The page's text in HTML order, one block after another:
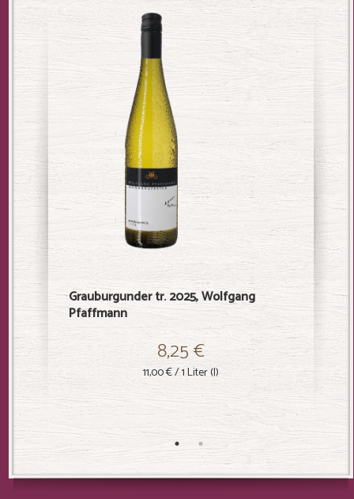
Grauburgunder tr. 2025, Wolfgang
Pfaffmann
8,25 €
11,00 €/ 1 Liter (l)